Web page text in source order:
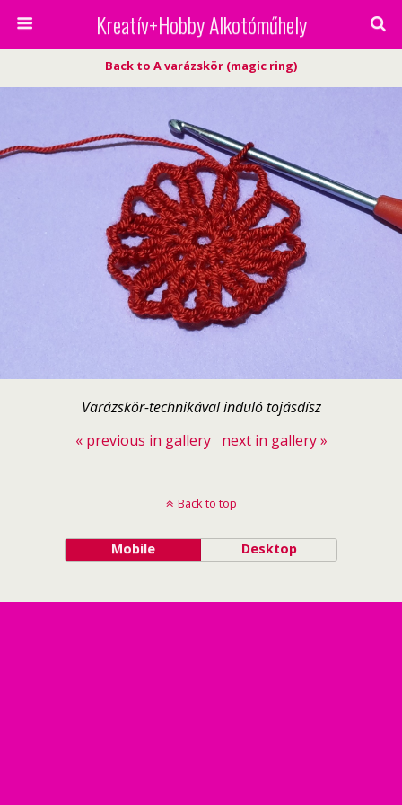
Kreatív+Hobby Alkotóműhely
Back to A varázskör (magic ring)
Varázskör-technikával induló tojásdísz
« previous in gallery
next in gallery »
Back to top
Mobile Desktop